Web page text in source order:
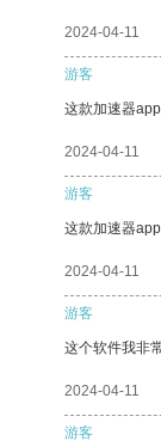
2024-04-11
游客
这款加速器
2024-04-11
游客
这款加速器
2024-04-11
游客
这个软件我非
2024-04-11
游客